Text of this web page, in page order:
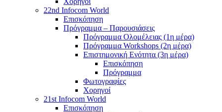
22nd Infocom World
Επισκόπηση
Πρόγραμμα – Παρουσιάσεις
Πρόγραμμα Ολομέλειας (1η μέρα)
Πρόγραμμα Workshops (2η μέρα)
Επιστημονική Ενότητα (3η μέρα)
Επισκόπηση
Πρόγραμμα
Φωτογραφίες
Χορηγοί
21st Infocom World
Επισκόπηση